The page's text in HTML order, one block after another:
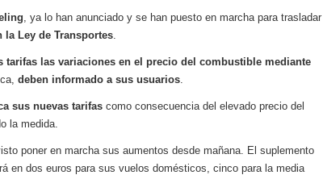
también es una decisión financiera: cómo anticiparte
de 2025
punto de venta? 3 de octubre de 2025
, ya lo han anunciado y se han puesto en marcha para trasladar
a Ley de Transportes.
tarifas las variaciones en el precio del combustible mediante
deben informado a sus usuarios.
sus nuevas tarifas como consecuencia del elevado precio del
la medida.
poner en marcha sus aumentos desde mañana. El suplemento
en dos euros para sus vuelos domésticos, cinco para la media